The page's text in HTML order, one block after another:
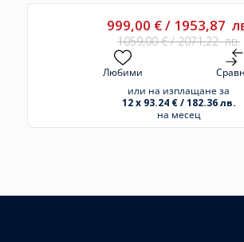
999,00 €/ 1953,87
1059,00€/2071,22лв.
Любими
или на изплащане за
12 x 93.24 € / 182.36 лв.
на месец